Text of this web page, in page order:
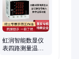
翻板、手持式智
中文编程器
虹润智能数显仪
表四路测量温度